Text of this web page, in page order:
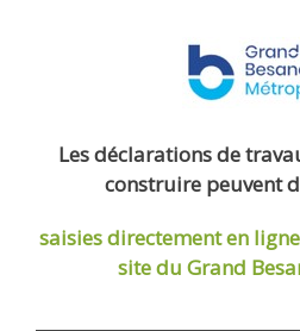
Les déclarations de
construire peuvent
saisies directement en ligne
site du Grand